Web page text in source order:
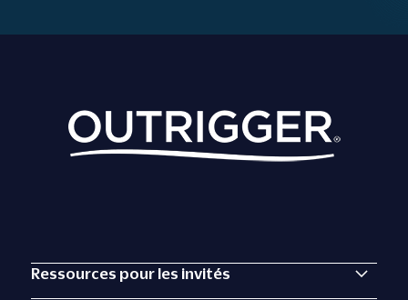
Ressources pour les invités